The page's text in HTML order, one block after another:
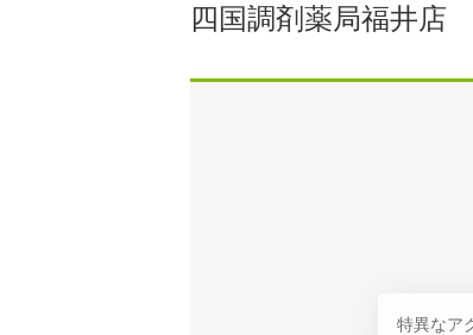
四国調剤薬局福井店
特異なア